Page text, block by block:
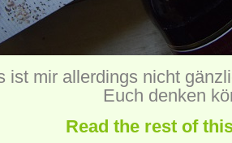
ist mir allerdings nicht
Euch denken
Read the rest of